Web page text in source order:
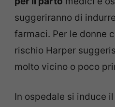
suggeriranno di
farmaci. Per le donne
rischio Harper
molto vicino o poco
In ospedale si induce